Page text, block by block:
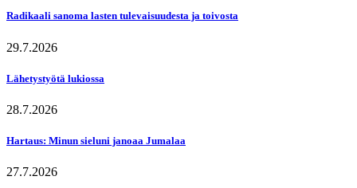
Radikaali sanoma lasten tulevaisuudesta ja toivosta
29.7.2026
Lähetystyötä lukiossa
28.7.2026
Hartaus: Minun sieluni janoaa Jumalaa
27.7.2026